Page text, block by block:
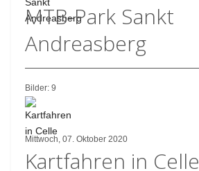
MTB-Park Sankt
Andreasberg
Bilder: 9
Mittwoch, 07. Oktober 2020
Kartfahren in Celle